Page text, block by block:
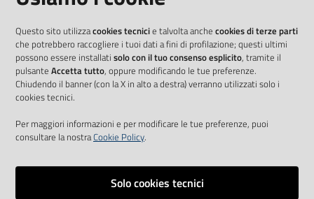
Questo sito utilizzacookies tecnicie talvolta anche cookies di terze parti
che potrebbero raccogliere i tuoi dati a fini di profilazione; questi ultimi
possono essere installati solo con il tuo consenso esplicito, tramite il
pulsante Accetta tutto, oppure modificando le tue preferenze.
Chiudendo il banner (con la X in alto a destra) verranno utilizzati solo i
cookies tecnici.
Per maggiori informazioni e per modificare le tue preferenze, puoi
consultare la nostraCookie Policy.
Solo cookies tecnici